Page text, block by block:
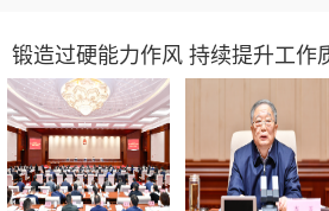
锻造过硬能力作风 持续提升工作